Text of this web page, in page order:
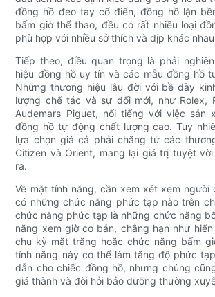
đồng hồ đeo tay cổ điển, đồng hồ lặn
bấm giờ thể thao, đều có rất nhiều loại
phù hợp với nhiều sở thích và dịp khác
Tiếp theo, điều quan trọng là phải
hiệu đồng hồ uy tín và các mẫu đồng hồ
Những thương hiệu lâu đời với bề dày
lượng chế tác và sự đổi mới, như Rolex,
Audemars Piguet, nổi tiếng với việc sản
đồng hồ tự động chất lượng cao. Tuy
lựa chọn giá cả phải chăng từ các
Citizen và Orient, mang lại giá trị tuyệt
ra.
Về mặt tính năng, cần xem xét xem người
có những chức năng phức tạp nào trên
chức năng phức tạp là những chức năng
năng xem giờ cơ bản, chẳng hạn như
chu kỳ mặt trăng hoặc chức năng bấm
tính năng này có thể làm tăng độ phức
dẫn cho chiếc đồng hồ, nhưng chúng
giá thành và đòi hỏi bảo dưỡng thường